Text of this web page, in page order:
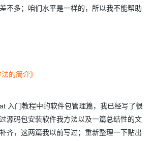
不多；咱们水平是一样的，所以我不能帮助
的简介》
入门教程中的软件包管理篇，我已经写了很
源码包安装软件我方法以及一篇总结性的文
齐，这两篇我以前写过；重新整理一下贴出